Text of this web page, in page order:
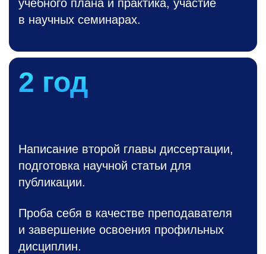
учебного плана и практика, участие
в научных семинарах.
2 год
Написание второй главы диссертации,
подготовка научной статьи для
публикации.
Проба себя в качестве преподавателя
и завершение освоения профильных
дисциплин.